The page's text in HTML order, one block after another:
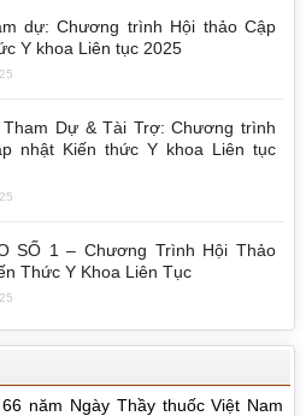
dự: Chương trình Hội thảo Cập
Y khoa Liên tục 2025
Dự & Tài Trợ: Chương trình
nhật Kiến thức Y khoa Liên tục
SỐ 1 – Chương Trình Hội Thảo
Thức Y Khoa Liên Tục
năm Ngày Thầy thuốc Việt Nam